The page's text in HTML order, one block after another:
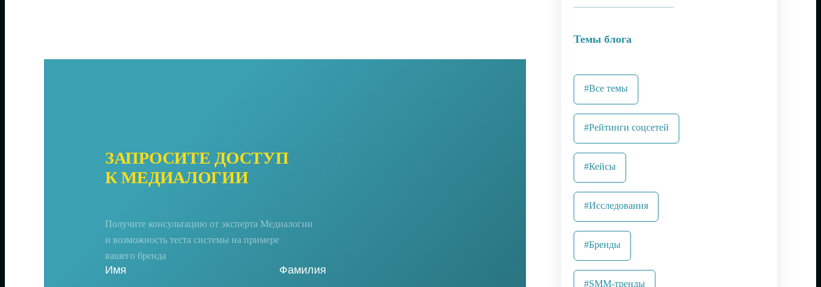
ЗАПРОСИТЕ ДОСТУП
К МЕДИАЛОГИИ
Получите консультацию от эксперта Медиалогии
и возможность теста системы на примере
вашего бренда
Темы блога
#Все темы
#Рейтинги соцсетей
#Кейсы
#Исследования
#Бренды
#SMM-тренды